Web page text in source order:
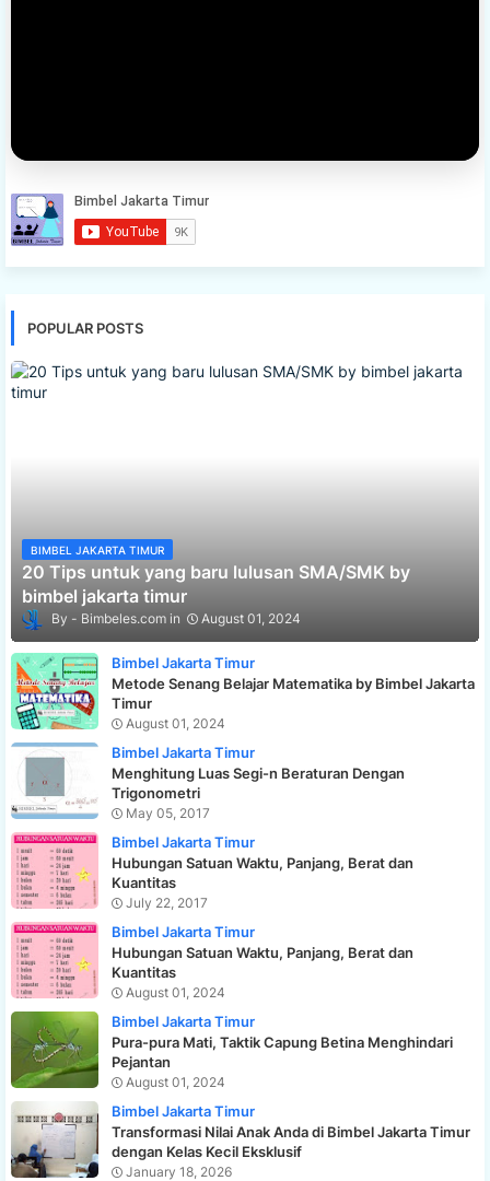
POPULAR POSTS
BIMBEL JAKARTA TIMUR
20 Tips untuk yang baru lulusan SMA/SMK by
bimbel jakarta timur
Bimbeles.com August 01, 2024
Bimbel Jakarta Timur
Metode Senang Belajar Matematika by Bimbel Jakarta
Timur
August 01, 2024
Bimbel Jakarta Timur
Menghitung Luas Segi-n Beraturan Dengan
Trigonometri
May 05, 2017
Bimbel Jakarta Timur
Hubungan Satuan Waktu, Panjang, Berat dan
Kuantitas
July 22, 2017
Bimbel Jakarta Timur
Hubungan Satuan Waktu, Panjang, Berat dan
Kuantitas
August 01, 2024
Bimbel Jakarta Timur
Pura-pura Mati, Taktik Capung Betina Menghindari
Pejantan
August 01, 2024
Bimbel Jakarta Timur
Transformasi Nilai Anak Anda di Bimbel Jakarta Timur
dengan Kelas Kecil Eksklusif
January 18, 2026